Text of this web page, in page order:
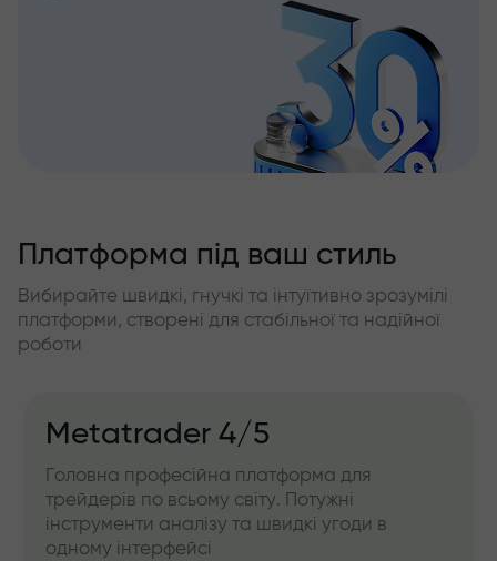
Платформа під ваш стиль
Вибирайте швидкі, гнучкі та інтуїтивно зрозумілі
платформи, створені для стабільної та надійної
роботи
Metatrader 4/5
Головна професійна платформа для
трейдерів по всьому світу. Потужні
інструменти аналізу та швидкі угоди в
одному інтерфейсі